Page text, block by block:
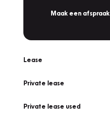
Maak een afspraak
Lease
Private lease
Private lease used